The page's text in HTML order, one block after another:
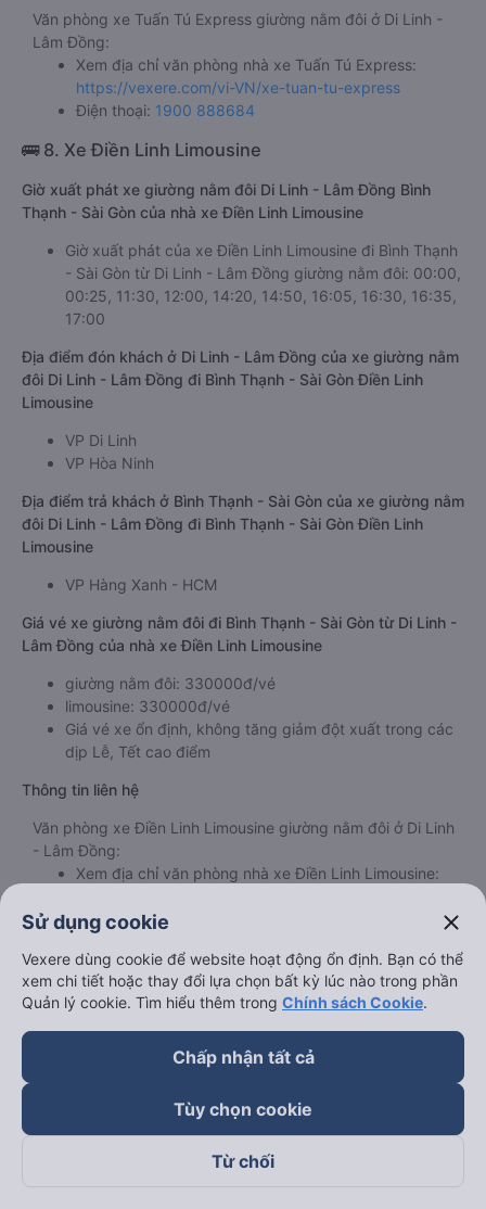
Văn phòng xe Tuấn Tú Express giường nằm đôi ở Di Linh -
Lâm Đồng:
Xem địa chỉ văn phòng nhà xe Tuấn Tú Express:
https://vexere.com/vi-VN/xe-tuan-tu-express
Điện thoại: 1900 888684
🚌 8. Xe Điền Linh Limousine
Giờ xuất phát xe giường nằm đôi Di Linh - Lâm Đồng Bình
Thạnh - Sài Gòn của nhà xe Điền Linh Limousine
Giờ xuất phát của xe Điền Linh Limousine đi Bình Thạnh
- Sài Gòn từ Di Linh - Lâm Đồng giường nằm đôi: 00:00,
00:25, 11:30, 12:00, 14:20, 14:50, 16:05, 16:30, 16:35,
17:00
Địa điểm đón khách ở Di Linh - Lâm Đồng của xe giường nằm
đôi Di Linh - Lâm Đồng đi Bình Thạnh - Sài Gòn Điền Linh
Limousine
VP Di Linh
VP Hòa Ninh
Địa điểm trả khách ở Bình Thạnh - Sài Gòn của xe giường nằm
đôi Di Linh - Lâm Đồng đi Bình Thạnh - Sài Gòn Điền Linh
Limousine
VP Hàng Xanh - HCM
Giá vé xe giường nằm đôi đi Bình Thạnh - Sài Gòn từ Di Linh -
Lâm Đồng của nhà xe Điền Linh Limousine
giường nằm đôi: 330000đ/vé
limousine: 330000đ/vé
Giá vé xe ổn định, không tăng giảm đột xuất trong các
dịp Lễ, Tết cao điểm
Thông tin liên hệ
Văn phòng xe Điền Linh Limousine giường nằm đôi ở Di Linh
- Lâm Đồng:
Xem địa chỉ văn phòng nhà xe Điền Linh Limousine:
Điện thoại:1900 888684
Thông tin đặt vé xe Giường
Giờ
Sử dụng cookie close
Vexere dùng cookie để website hoạt động ổn định. Bạn có thể
xem chi tiết hoặc thay đổi lựa chọn bất kỳ lúc nào trong phần
Quản lý cookie. Tìm hiểu thêm trong Chính sách Cookie.
Chấp nhận tất cả
Tùy chọn cookie
Từ chối